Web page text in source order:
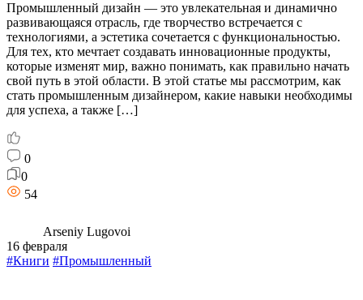
Промышленный дизайн — это увлекательная и динамично
развивающаяся отрасль, где творчество встречается с
технологиями, а эстетика сочетается с функциональностью.
Для тех, кто мечтает создавать инновационные продукты,
которые изменят мир, важно понимать, как правильно начать
свой путь в этой области. В этой статье мы рассмотрим, как
стать промышленным дизайнером, какие навыки необходимы
для успеха, а также […]
0
0
54
Arseniy Lugovoi
16 февраля
#Книги #Промышленный